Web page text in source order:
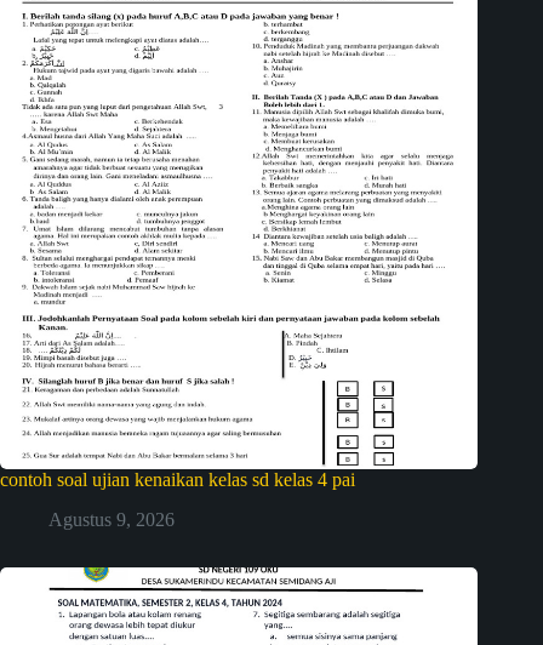
contoh soal ujian kenaikan kelas sd kelas 4 pai
Agustus 9, 2026